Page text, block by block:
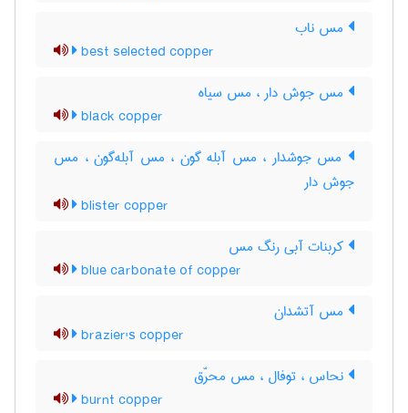
مس ناب
best selected copper
مس جوش دار ، مس سیاه
black copper
مس جوشدار ، مس آبله گون ، مس آبله‌گون ، مس
جوش دار
blister copper
کربنات آبی رنگ مس
blue carbonate of copper
مس آتشدان
brazier's copper
نحاس ، توفال ، مس محرّق
burnt copper